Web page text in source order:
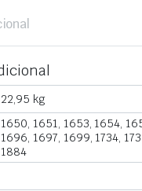
22,95 kg
1650, 1651, 1653, 1654,
1696, 1697, 1699, 1734,
1884